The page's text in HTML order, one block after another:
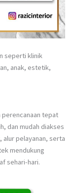
seperti klinik
anak, estetik,
tepat
dan mudah diakses
alur pelayanan, serta
mendukung
sehari-hari.